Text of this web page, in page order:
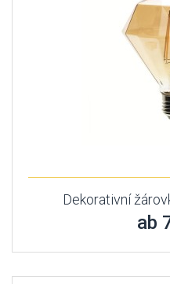
Dekorativní
ab